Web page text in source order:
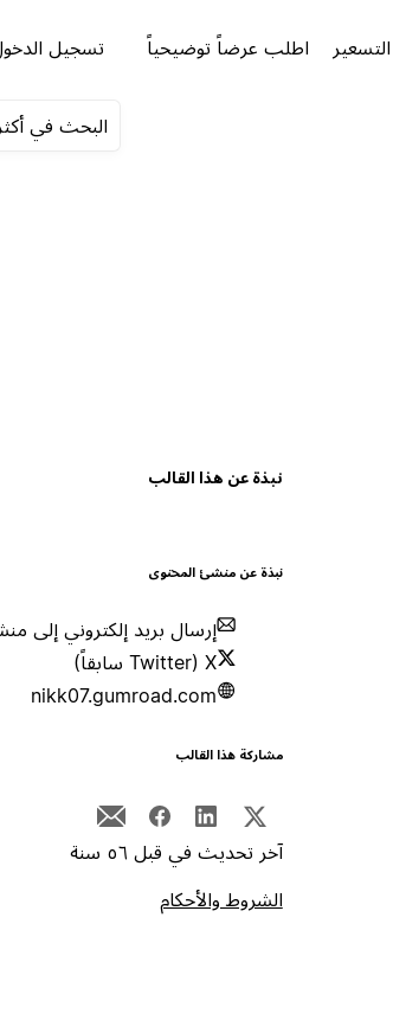
التسعير اطلب عرضاً توضيحياً تسجيل
نبذة عن هذا القالب
نبذة عن منشئ المحتوى
إرسال بريد إلكتروني إلى
X (Twitter سابقاً)
nikk07.gumroad.com
مشاركة هذا القالب
آخر تحديث في قبل ٥٦ سنة
الشروط والأحكام